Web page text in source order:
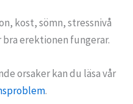
kost, sömn, stressnivå
erektionen fungerar.
orsaker kan du läsa vår
.